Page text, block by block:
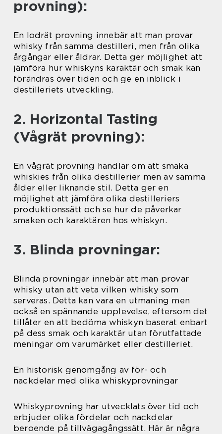
provning):
En lodrät provning innebär att man provar
whisky från samma destilleri, men från olika
årgångar eller åldrar. Detta ger möjlighet att
jämföra hur whiskyns karaktär och smak kan
förändras över tiden och ge en inblick i
destilleriets utveckling.
2. Horizontal Tasting
(Vågrät provning):
En vågrät provning handlar om att smaka
whiskies från olika destillerier men av samma
ålder eller liknande stil. Detta ger en
möjlighet att jämföra olika destilleriers
produktionssätt och se hur de påverkar
smaken och karaktären hos whiskyn.
3. Blinda provningar:
Blinda provningar innebär att man provar
whisky utan att veta vilken whisky som
serveras. Detta kan vara en utmaning men
också en spännande upplevelse, eftersom det
tillåter en att bedöma whiskyn baserat enbart
på dess smak och karaktär utan förutfattade
meningar om varumärket eller destilleriet.
En historisk genomgång av för- och
nackdelar med olika whiskyprovningar
Whiskyprovning har utvecklats över tid och
erbjuder olika fördelar och nackdelar
beroende på tillvägagångssätt. Här är några